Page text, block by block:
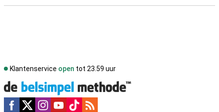
Klantenservice open tot 23.59 uur
Social media